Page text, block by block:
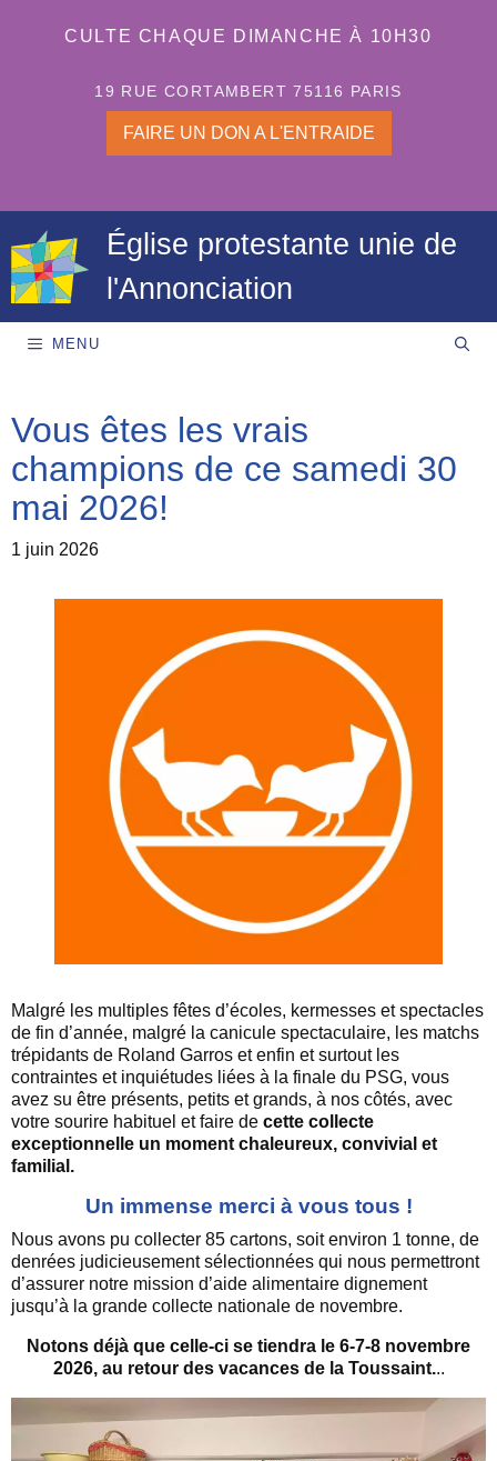
CULTE CHAQUE DIMANCHE À 10H30
19 RUE CORTAMBERT 75116 PARIS
FAIRE UN DON A L'ENTRAIDE
Église protestante unie de
l'Annonciation
MENU
Vous êtes les vrais
champions de ce samedi 30
mai 2026!
1 juin 2026
Malgré les multiples fêtes d’écoles, kermesses et spectacles
de fin d’année, malgré la canicule spectaculaire, les matchs
trépidants de Roland Garros et enfin et surtout les
contraintes et inquiétudes liées à la finale du PSG, vous
avez su être présents, petits et grands, à nos côtés, avec
votre sourire habituel et faire de cette collecte
exceptionnelle un moment chaleureux, convivial et
familial.
Un immense merci à vous tous !
Nous avons pu collecter 85 cartons, soit environ 1 tonne, de
denrées judicieusement sélectionnées qui nous permettront
d’assurer notre mission d’aide alimentaire dignement
jusqu’à la grande collecte nationale de novembre.
Notons déjà que celle-ci se tiendra le 6-7-8 novembre
2026, au retour des vacances de la Toussaint...